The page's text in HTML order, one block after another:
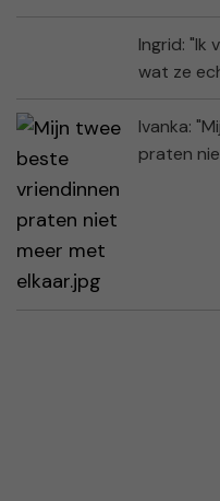
Ingrid: "Ik
wat ze
Ivanka:
praten